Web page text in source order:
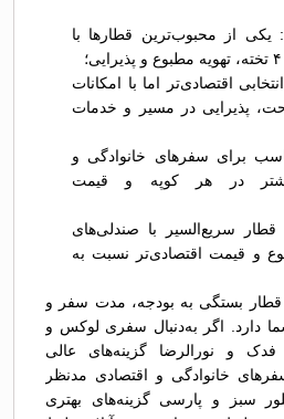
رجا: یکی از محبوب‌ترین قطارها با
انتخابی اقتصادی‌تر اما با امکانات
پذیرایی در مسیر و خدمات
مناسب برای سفرهای خانوادگی و
در هر کوپه و قیمت
سریع‌السیر با صندلی‌های
و قیمت اقتصادی‌تر نسبت به
قطار بستگی به بودجه، مدت سفر و
دارد. اگر به‌دنبال سفری لوکس و
و نورالرضا گزینه‌های عالی
خانوادگی و اقتصادی مدنظر
سبز و پارسی گزینه‌های بهتری